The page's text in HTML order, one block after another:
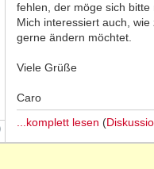
fehlen, der möge sich bitte
Mich interessiert auch,
gerne ändern möchtet.
Viele Grüße
Caro
...komplett lesen (